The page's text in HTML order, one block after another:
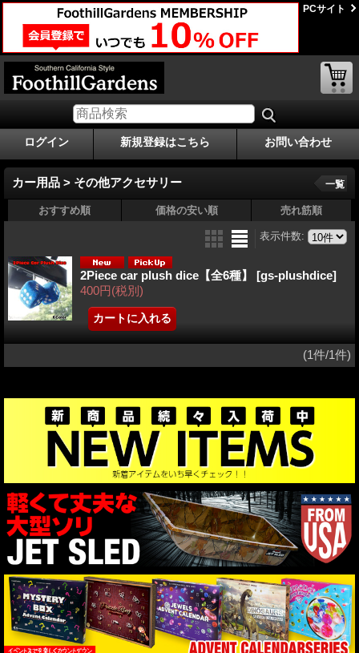
PCサイト
ログイン 新規登録はこちら お問い合わせ
カー用品 > その他アクセサリー 一覧
おすすめ順 価格の安い順 売れ筋順
表示件数:
2Piece car plush dice【全6種】 [gs-plushdice]
400円(税別)
(1件/1件)